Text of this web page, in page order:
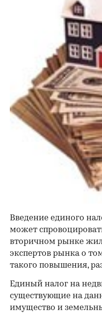
Введение единого
может
вторичном рынке
экспертов рынка о
такого повышения,
Единый налог на
существующие на
имущество и